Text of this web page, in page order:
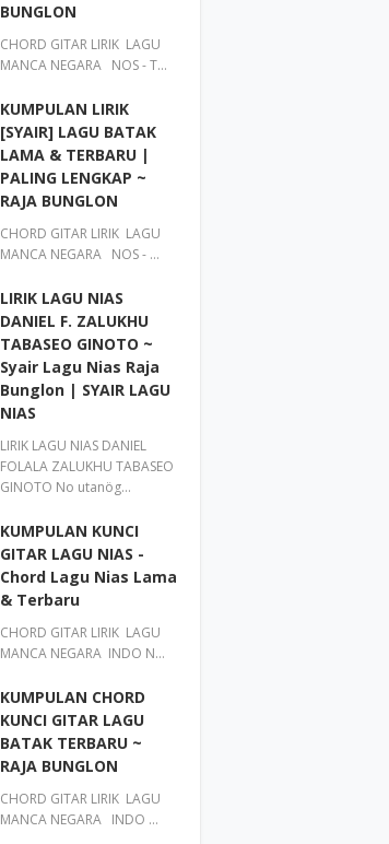
BUNGLON
CHORD GITAR LIRIK LAGU
MANCA NEGARA NOS - T…
KUMPULAN LIRIK
[SYAIR] LAGU BATAK
LAMA & TERBARU |
PALING LENGKAP ~
RAJA BUNGLON
CHORD GITAR LIRIK LAGU
MANCA NEGARA NOS - …
LIRIK LAGU NIAS
DANIEL F. ZALUKHU
TABASEO GINOTO ~
Syair Lagu Nias Raja
Bunglon | SYAIR LAGU
NIAS
LIRIK LAGU NIAS DANIEL
FOLALA ZALUKHU TABASEO
GINOTO No utanög…
KUMPULAN KUNCI
GITAR LAGU NIAS -
Chord Lagu Nias Lama
& Terbaru
CHORD GITAR LIRIK LAGU
MANCA NEGARA INDO N…
KUMPULAN CHORD
KUNCI GITAR LAGU
BATAK TERBARU ~
RAJA BUNGLON
CHORD GITAR LIRIK LAGU
MANCA NEGARA INDO …